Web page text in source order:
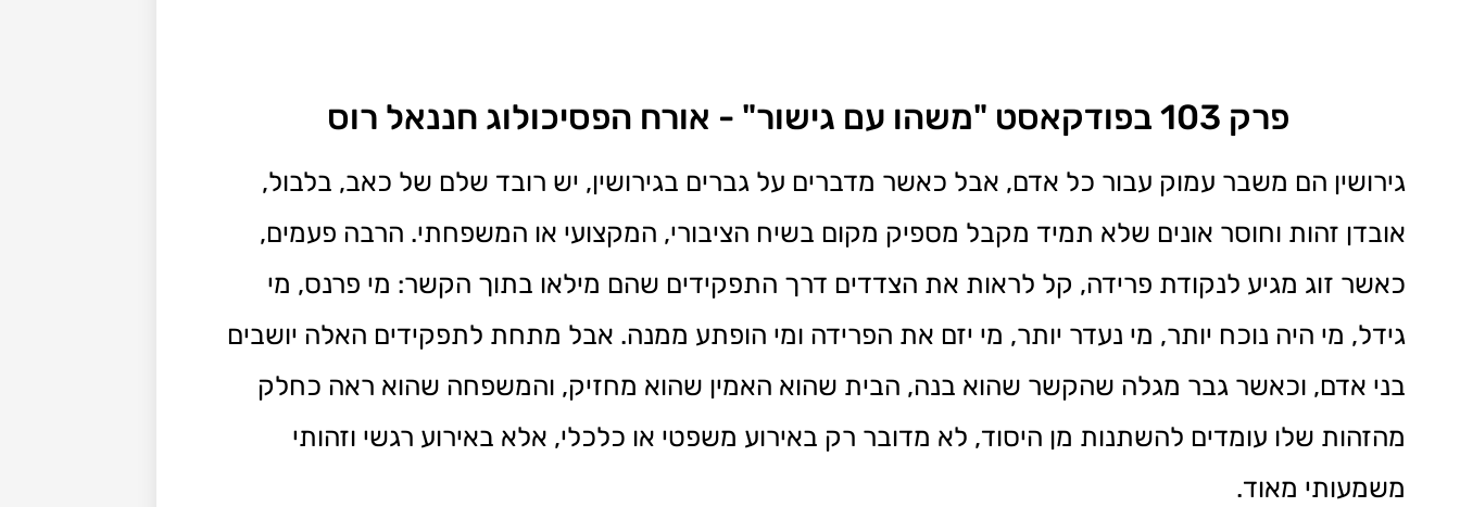
פרק 103 בפודקאסט "משהו עם גישור" - אורח הפסיכולוג חננאל רוס
גירושין הם משבר עמוק עבור כל אדם, אבל כאשר מדברים על גברים בגירושין, יש רובד שלם של כאב, בלבול,
אובדן זהות וחוסר אונים שלא תמיד מקבל מספיק מקום בשיח הציבורי, המקצועי או המשפחתי. הרבה פעמים,
כאשר זוג מגיע לנקודת פרידה, קל לראות את הצדדים דרך התפקידים שהם מילאו בתוך הקשר: מי פרנס, מי
גידל, מי היה נוכח יותר, מי נעדר יותר, מי יזם את הפרידה ומי הופתע ממנה. אבל מתחת לתפקידים האלה יושבים
בני אדם, וכאשר גבר מגלה שהקשר שהוא בנה, הבית שהוא האמין שהוא מחזיק, והמשפחה שהוא ראה כחלק
מהזהות שלו עומדים להשתנות מן היסוד, לא מדובר רק באירוע משפטי או כלכלי, אלא באירוע רגשי וזהותי
משמעותי מאוד.